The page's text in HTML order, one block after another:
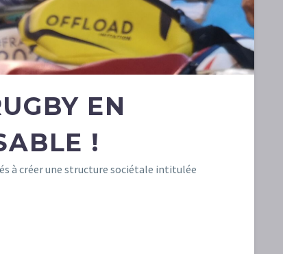
EN
!
à créer une structure sociétale intitulée